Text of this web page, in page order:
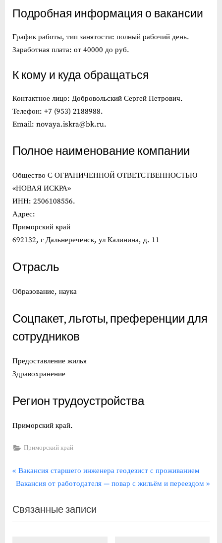
Подробная информация о вакансии
График работы, тип занятости: полный рабочий день.
Заработная плата: от 40000 до руб.
К кому и куда обращаться
Контактное лицо: Добровольский Сергей Петрович.
Телефон: +7 (953) 2188988.
Email: novaya.iskra@bk.ru.
Полное наименование компании
Общество С ОГРАНИЧЕННОЙ ОТВЕТСТВЕННОСТЬЮ
«НОВАЯ ИСКРА»
ИНН: 2506108556.
Адрес:
Приморский край
692132, г Дальнереченск, ул Калинина, д. 11
Отрасль
Образование, наука
Соцпакет, льготы, преференции для
сотрудников
Предоставление жилья
Здравохранение
Регион трудоустройства
Приморский край.
Приморский край
Навигация
по
записям
П
р
д
ы
Вакансия старшего инженера геодезист с проживанием
С
е
д
Вакансия от работодателя — повар с жильём и переездом
Связанные записи